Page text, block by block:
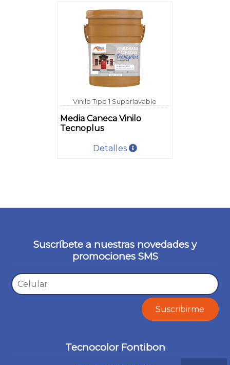
Vinilo Tipo 1 Superlavable
Media Caneca Vinilo
Tecnoplus
Detalles
Suscríbete a nuestras novedades y
promociones SMS
Tecnocolor Fontibon